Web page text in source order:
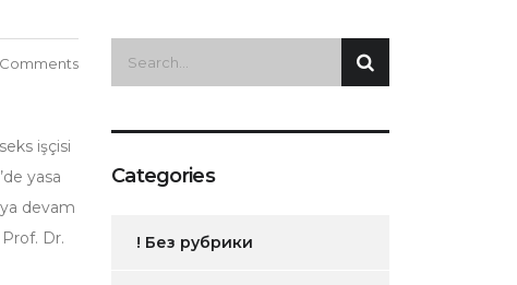
işçisi
yasa
devam
Dr.
Categories
! Без рубрики